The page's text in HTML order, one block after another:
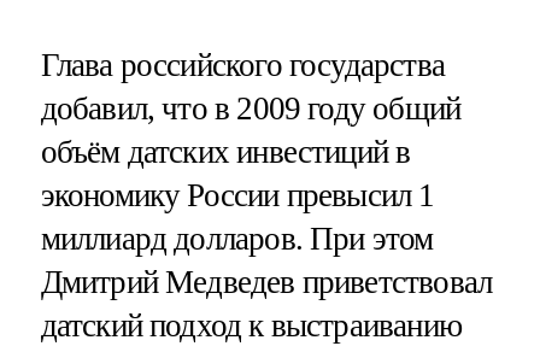
Глава российского государства
добавил, что в 2009 году общий
объём датских инвестиций в
экономику России превысил 1
миллиард долларов. При этом
Дмитрий Медведев приветствовал
датский подход к выстраиванию